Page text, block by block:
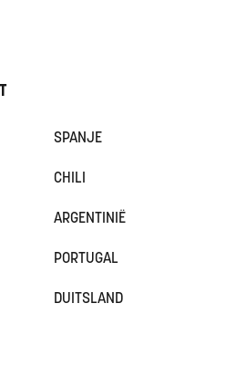
SPANJE
CHILI
ARGENTINIË
PORTUGAL
DUITSLAND